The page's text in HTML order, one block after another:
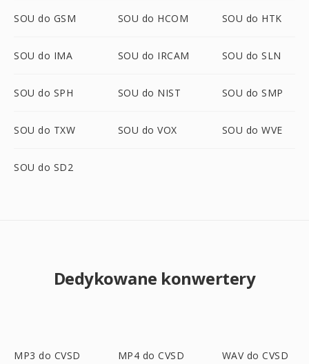
SOU do GSM SOU do HCOM SOU do HTK
SOU do IMA SOU do IRCAM SOU do SLN
SOU do SPH SOU do NIST SOU do SMP
SOU do TXW SOU do VOX SOU do WVE
SOU do SD2
Dedykowane konwertery
MP3 do CVSD MP4 do CVSD WAV do CVSD